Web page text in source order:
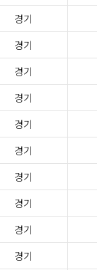
경기
경기
경기
경기
경기
경기
경기
경기
경기
경기